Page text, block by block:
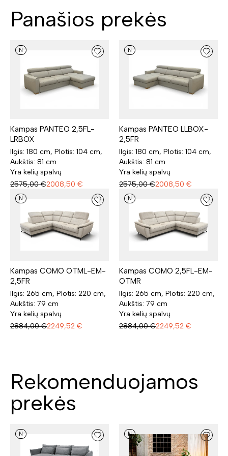
Panašios prekės
N
Kampas PANTEO 2,5FL-
LRBOX
Ilgis: 180 cm, Plotis: 104 cm,
Aukštis: 81 cm
Yra kelių spalvų
2575,00 €2008,50 €
N
Kampas PANTEO LLBOX-
2,5FR
Ilgis: 180 cm, Plotis: 104 cm,
Aukštis: 81 cm
Yra kelių spalvų
2575,00 €2008,50 €
N
Kampas COMO OTML-EM-
2,5FR
Ilgis: 265 cm, Plotis: 220 cm,
Aukštis: 79 cm
Yra kelių spalvų
2884,00 €2249,52 €
N
Kampas COMO 2,5FL-EM-
OTMR
Ilgis: 265 cm, Plotis: 220 cm,
Aukštis: 79 cm
Yra kelių spalvų
2884,00 €2249,52 €
Rekomenduojamos
prekės
N N